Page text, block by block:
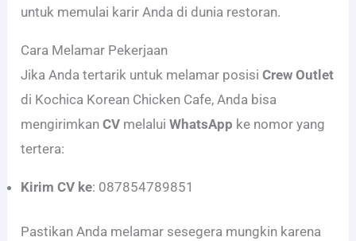
untuk memulai karir Anda di dunia restoran.
Cara Melamar Pekerjaan
Jika Anda tertarik untuk melamar posisiCrew Outlet
di Kochica Korean Chicken Cafe, Anda bisa
mengirimkanCV melaluiWhatsApp ke nomor yang
tertera:
Kirim CV ke: 087854789851
Pastikan Anda melamar sesegera mungkin karena